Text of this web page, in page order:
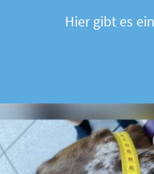
Hier gibt es